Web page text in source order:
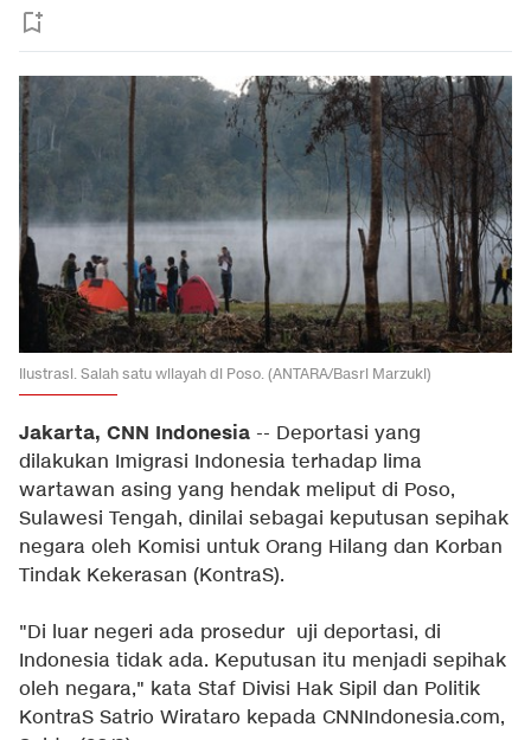
Ilustrasi. Salah satu wilayah di Poso. (ANTARA/Basri Marzuki)
Jakarta, CNN Indonesia -- Deportasi yang
dilakukan Imigrasi Indonesia terhadap lima
wartawan asing yang hendak meliput di Poso,
Sulawesi Tengah, dinilai sebagai keputusan sepihak
negara oleh Komisi untuk Orang Hilang dan Korban
Tindak Kekerasan (KontraS).
"Di luar negeri ada prosedur uji deportasi, di
Indonesia tidak ada. Keputusan itu menjadi sepihak
oleh negara," kata Staf Divisi Hak Sipil dan Politik
KontraS Satrio Wirataro kepada CNNIndonesia.com,